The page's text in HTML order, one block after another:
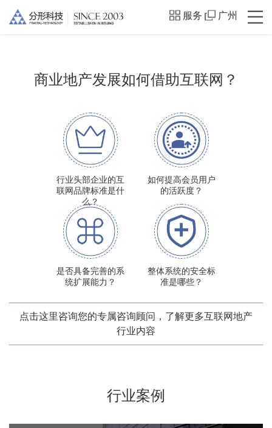
服务 广州
商业地产发展如何借助互联网？
行业头部企业的互
联网品牌标准是什
么？
如何提高会员用户
的活跃度？
是否具备完善的系
统扩展能力？
整体系统的安全标
准是哪些？
点击这里咨询您的专属咨询顾问，了解更多互联网地产
行业内容
行业案例